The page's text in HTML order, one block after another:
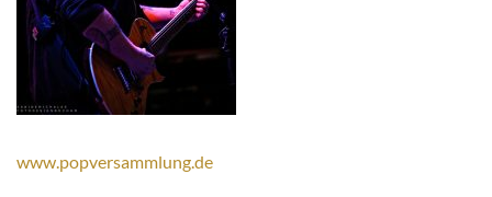
www.popversammlung.de